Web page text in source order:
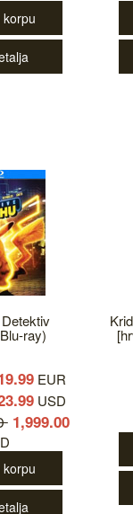
korpu
ray)
EUR
USD
1,999.00
korpu